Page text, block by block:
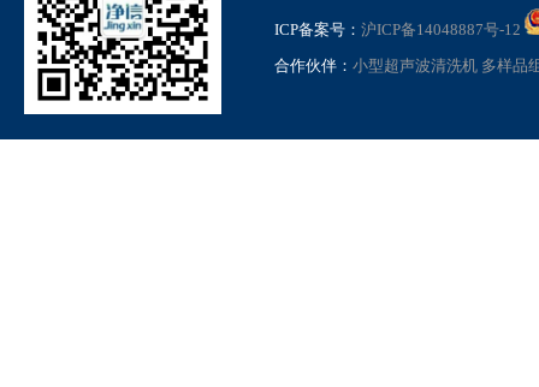
ICP备案号： 沪ICP备14048887号-12
合作伙伴： 小型超声波清洗机 多样品